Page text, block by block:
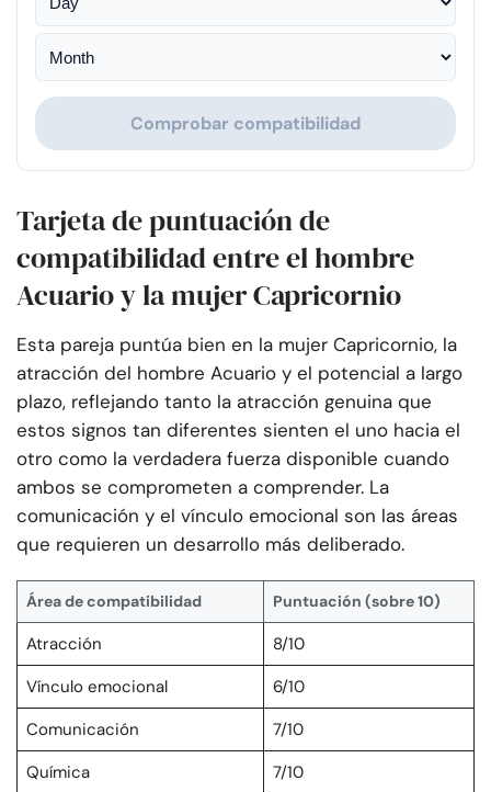
Comprobar compatibilidad
Tarjeta de puntuación de
compatibilidad entre el hombre
Acuario y la mujer Capricornio
Esta pareja puntúa bien en la mujer Capricornio, la
atracción del hombre Acuario y el potencial a largo
plazo, reflejando tanto la atracción genuina que
estos signos tan diferentes sienten el uno hacia el
otro como la verdadera fuerza disponible cuando
ambos se comprometen a comprender. La
comunicación y el vínculo emocional son las áreas
que requieren un desarrollo más deliberado.
Área de compatibilidad Puntuación (sobre 10)
Atracción
8/10
Vínculo emocional
6/10
Comunicación
7/10
Química
7/10